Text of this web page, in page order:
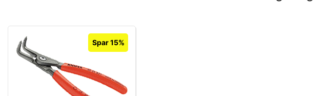
Spar 15%